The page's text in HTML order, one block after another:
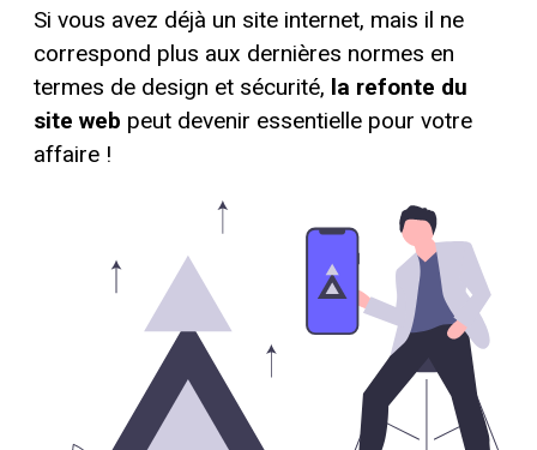
Si vous avez déjà un site internet, mais il ne
correspond plus aux dernières normes en
termes de design et sécurité, la refonte du
site web peut devenir essentielle pour votre
affaire !